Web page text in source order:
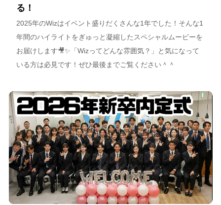
る！
2025年のWizはイベント盛りだくさんな1年でした！そんな1
年間のハイライトをぎゅっと凝縮したスペシャルムービーを
お届けします🎥✨「Wizってどんな雰囲気？」と気になって
いる方は必見です！ぜひ最後までご覧ください＾＾